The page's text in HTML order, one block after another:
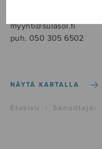
myynti@sulasol.fi
puh. 050 305 6502
NÄYTÄ KARTALLA
Etusivu › Sanoittaja ›